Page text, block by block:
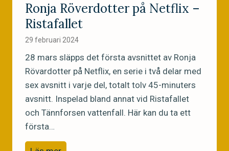
e
t
s
p
r
i
s
!
ä
l
l
f
a
r
a
r
Ronja Röverdotter på Netflix –
Ristafallet
29 februari 2024
28 mars släpps det första avsnittet av Ronja
Rövardotter på Netflix, en serie i två delar med
sex avsnitt i varje del, totalt tolv 45-minuters
avsnitt. Inspelad bland annat vid Ristafallet
och Tännforsen vattenfall. Här kan du ta ett
första…